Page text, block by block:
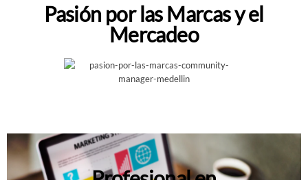
Pasión por las Marcas y el
Mercadeo